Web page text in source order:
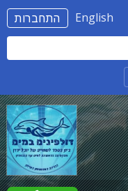
התחברות English